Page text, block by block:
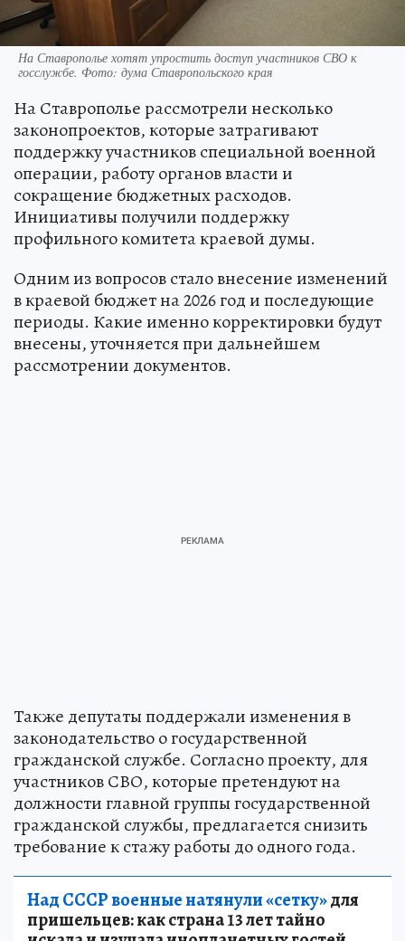
На Ставрополье хотят упростить доступ участников СВО к
госслужбе. Фото: дума Ставропольского края
На Ставрополье рассмотрели несколько
законопроектов, которые затрагивают
поддержку участников специальной военной
операции, работу органов власти и
сокращение бюджетных расходов.
Инициативы получили поддержку
профильного комитета краевой думы.
Одним из вопросов стало внесение изменений
в краевой бюджет на 2026 год и последующие
периоды. Какие именно корректировки будут
внесены, уточняется при дальнейшем
рассмотрении документов.
Также депутаты поддержали изменения в
законодательство о государственной
гражданской службе. Согласно проекту, для
участников СВО, которые претендуют на
должности главной группы государственной
гражданской службы, предлагается снизить
требование к стажу работы до одного года.
Над СССР военные натянули «сетку»для
пришельцев: как страна 13 лет тайно